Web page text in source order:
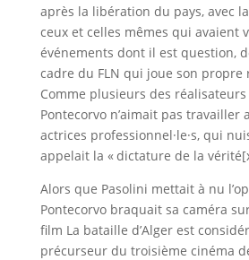
après la libération du pays, avec
ceux et celles mêmes qui avaient
événements dont il est question,
cadre du FLN qui joue son propre
Comme plusieurs des
Pontecorvo n’aimait pas travailler
actrices professionnel·le·s, qui
appelait la « dictature de la
Alors que Pasolini mettait à nu
Pontecorvo braquait sa caméra
film La bataille d’Alger est
précurseur du troisième cinéma